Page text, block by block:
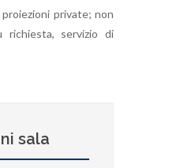
private; non
richiesta, servizio di
sala